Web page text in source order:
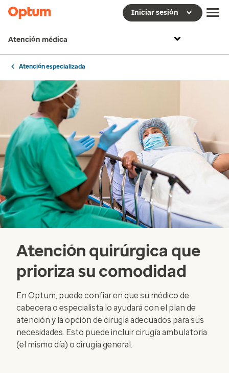
Iniciar sesión
Atención médica
Atención especializada
Atención quirúrgica que
prioriza su comodidad
En Optum, puede confiar en que su médico de
cabecera o especialista lo ayudará con el plan de
atención y la opción de cirugía adecuados para sus
necesidades. Esto puede incluir cirugía ambulatoria
(el mismo día) o cirugía general.